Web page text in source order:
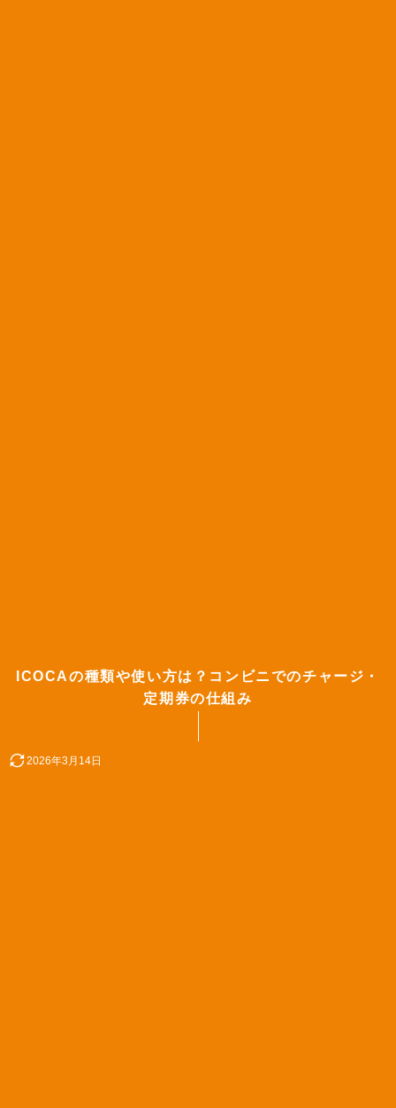
ICOCAの種類や使い方は？コンビニでのチャージ・
定期券の仕組み
2026年3月14日